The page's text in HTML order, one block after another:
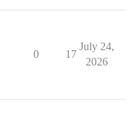
0 17
July 24,
2026